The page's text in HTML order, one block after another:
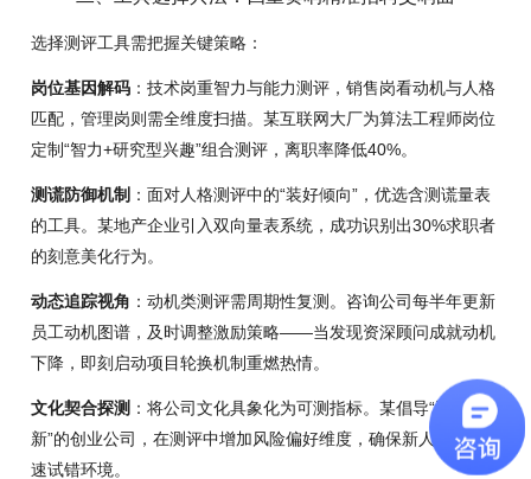
选择测评工具需把握关键策略：
岗位基因解码 ：技术岗重智力与能力测评，销售岗看动机与人格
匹配，管理岗则需全维度扫描。某互联网大厂为算法工程师岗位
定制“智力+研究型兴趣”组合测评，离职率降低40%。
测谎防御机制 ：面对人格测评中的“装好倾向”，优选含测谎量表
的工具。某地产企业引入双向量表系统，成功识别出30%求职者
的刻意美化行为。
动态追踪视角 ：动机类测评需周期性复测。咨询公司每半年更新
员工动机图谱，及时调整激励策略——当发现资深顾问成就动机
下降，即刻启动项目轮换机制重燃热情。
文化契合探测 ：将公司文化具象化为可测指标。某倡导“激进创
新”的创业公司，在测评中增加风险偏好维度，确保新人适应快
速试错环境。